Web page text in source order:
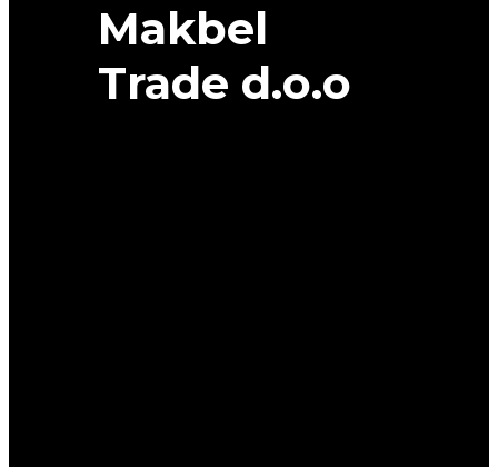
Makbel
Trade d.o.o